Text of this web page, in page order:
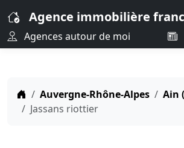
Agence immobilière
Agences autour de moi
Auvergne-Rhône-Alpes
Ain
Jassans riottier